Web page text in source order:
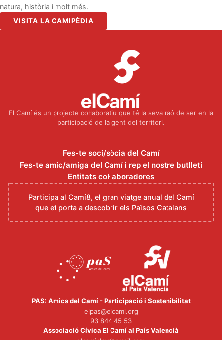
natura, història i molt més.
VISITA LA CAMIPÈDIA
El Camí és un projecte col·laboratiu que té la seva raó de ser en la
participació de la gent del territori.
Fes-te soci/sòcia del Camí
Fes-te amic/amiga del Camí i rep el nostre butlletí
Entitats col·laboradores
Participa al Camí8, el gran viatge anual del Camí
que et porta a descobrir els Països Catalans
PAS: Amics del Camí - Participació i Sostenibilitat
elpas@elcami.org
93 844 45 53
Associació Cívica El Camí al País Valencià